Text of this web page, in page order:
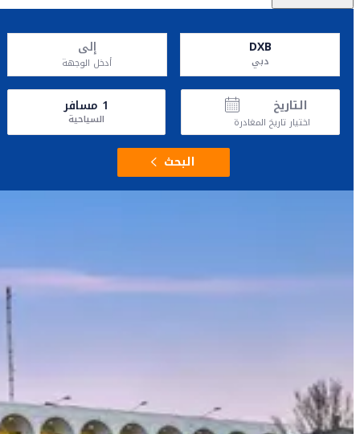
DXB
دبي
إلى
أدخل الوجهة
التاريخ
اختيار تاريخ المغادرة
1 مسافر
السياحية
البحث